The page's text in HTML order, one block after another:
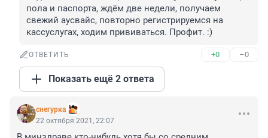
пола и паспорта, ждём две недели, получаем
свежий аусвайс, повторно регистрируемся на
кассуслугах, ходим прививаться. Профит. :)
ОТВЕТИТЬ +0 –0
Показать ещё 2 ответа
снегурка
22 октября 2021, 22:07